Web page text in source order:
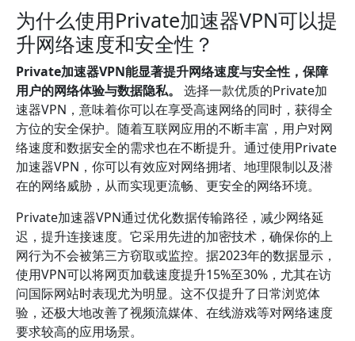
为什么使用Private加速器VPN可以提
升网络速度和安全性？
Private加速器VPN能显著提升网络速度与安全性，保障
用户的网络体验与数据隐私。
选择一款优质的Private加
速器VPN，意味着你可以在享受高速网络的同时，获得全
方位的安全保护。随着互联网应用的不断丰富，用户对网
络速度和数据安全的需求也在不断提升。通过使用Private
加速器VPN，你可以有效应对网络拥堵、地理限制以及潜
在的网络威胁，从而实现更流畅、更安全的网络环境。
Private加速器VPN通过优化数据传输路径，减少网络延
迟，提升连接速度。它采用先进的加密技术，确保你的上
网行为不会被第三方窃取或监控。据2023年的数据显示，
使用VPN可以将网页加载速度提升15%至30%，尤其在访
问国际网站时表现尤为明显。这不仅提升了日常浏览体
验，还极大地改善了视频流媒体、在线游戏等对网络速度
要求较高的应用场景。